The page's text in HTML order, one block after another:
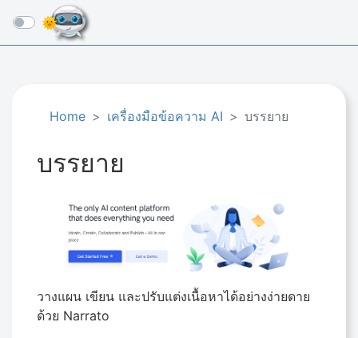
☰
Home เครื่องมือข้อความ AI บรรยาย
บรรยาย
วางแผน เขียน และปรับแต่งเนื้อหาได้อย่างง่ายดาย
ด้วย Narrato